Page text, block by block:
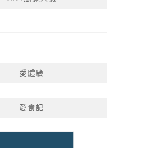
愛體驗
愛食記